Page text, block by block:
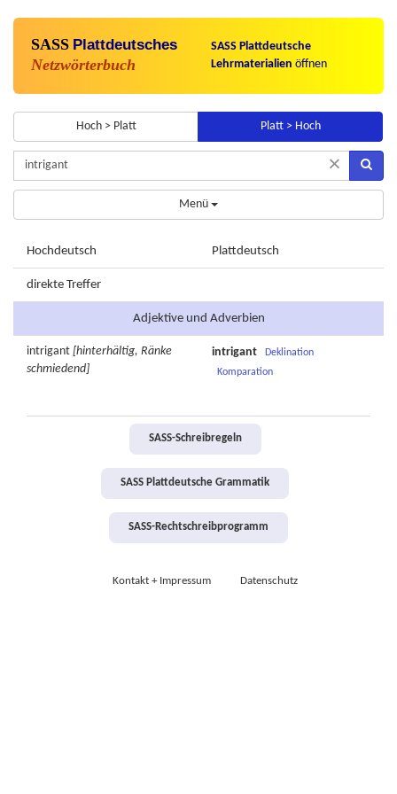
SASS Plattdeutsches
Netzwörterbuch
SASS Plattdeutsche
Lehrmaterialien öffnen
Hoch > Platt Platt > Hoch
×
Menü
Hochdeutsch Plattdeutsch
direkte Treffer
Adjektive und Adverbien
intrigant [hinterhältig, Ränke
schmiedend]
intrigant
Deklination
Komparation
SASS-Schreibregeln
SASS Plattdeutsche Grammatik
SASS-Rechtschreibprogramm
Kontakt + Impressum Datenschutz